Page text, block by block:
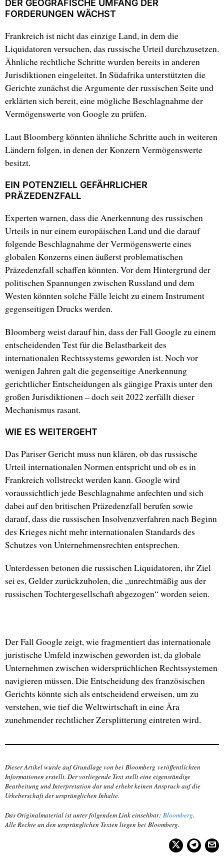
DER GEOGRAFISCHE UMFANG DER
FORDERUNGEN WÄCHST
Frankreich ist nicht das einzige Land, in dem die
Liquidatoren versuchen, das russische Urteil durchzusetzen.
Ähnliche rechtliche Schritte wurden bereits in anderen
Jurisdiktionen eingeleitet. In Südafrika unterstützten die
Gerichte zunächst die Argumente der russischen Seite und
erklärten sich bereit, eine mögliche Beschlagnahme der
Vermögenswerte von Google zu prüfen.
Laut Bloomberg könnten ähnliche Schritte auch in weiteren
Ländern folgen, in denen der Konzern Vermögenswerte
besitzt.
EIN POTENZIELL GEFÄHRLICHER
PRÄZEDENZFALL
Experten warnen, dass die Anerkennung des russischen
Urteils in nur einem europäischen Land und die darauf
folgende Beschlagnahme der Vermögenswerte eines
globalen Konzerns einen äußerst problematischen
Präzedenzfall schaffen könnten. Vor dem Hintergrund der
politischen Spannungen zwischen Russland und dem
Westen könnten solche Fälle leicht zu einem Instrument
gegenseitigen Drucks werden.
Bloomberg weist darauf hin, dass der Fall Google zu einem
entscheidenden Test für die Belastbarkeit des
internationalen Rechtssystems geworden ist. Noch vor
wenigen Jahren galt die gegenseitige Anerkennung
gerichtlicher Entscheidungen als gängige Praxis unter den
großen Jurisdiktionen – doch seit 2022 zerfällt dieser
Mechanismus rasant.
WIE ES WEITERGEHT
Das Pariser Gericht muss nun klären, ob das russische
Urteil internationalen Normen entspricht und ob es in
Frankreich vollstreckt werden kann. Google wird
voraussichtlich jede Beschlagnahme anfechten und sich
dabei auf den britischen Präzedenzfall berufen sowie
darauf, dass die russischen Insolvenzverfahren nach Beginn
des Krieges nicht mehr internationalen Standards des
Schutzes von Unternehmensrechten entsprechen.
Unterdessen betonen die russischen Liquidatoren, ihr Ziel
sei es, Gelder zurückzuholen, die „unrechtmäßig aus der
russischen Tochtergesellschaft abgezogen“ worden seien.
Der Fall Google zeigt, wie fragmentiert das internationale
juristische Umfeld inzwischen geworden ist, da globale
Unternehmen zwischen widersprüchlichen Rechtssystemen
navigieren müssen. Die Entscheidung des französischen
Gerichts könnte sich als entscheidend erweisen, um zu
verstehen, wie tief die Weltwirtschaft in eine Ära
zunehmender rechtlicher Zersplitterung eintreten wird.
Dieser Artikel wurde auf Grundlage von bei Bloomberg veröffentlichten
Informationen erstellt. Der vorliegende Text stellt eine eigenständige
Bearbeitung und Interpretation dar und erhebt keinen Anspruch auf die
Urheberschaft der ursprünglichen Inhalte.
Das Originalmaterial ist unter folgendem Link einsehbar: Bloomberg.
Alle Rechte an den ursprünglichen Texten liegen bei Bloomberg.